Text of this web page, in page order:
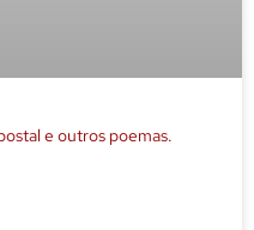
e outros poemas.